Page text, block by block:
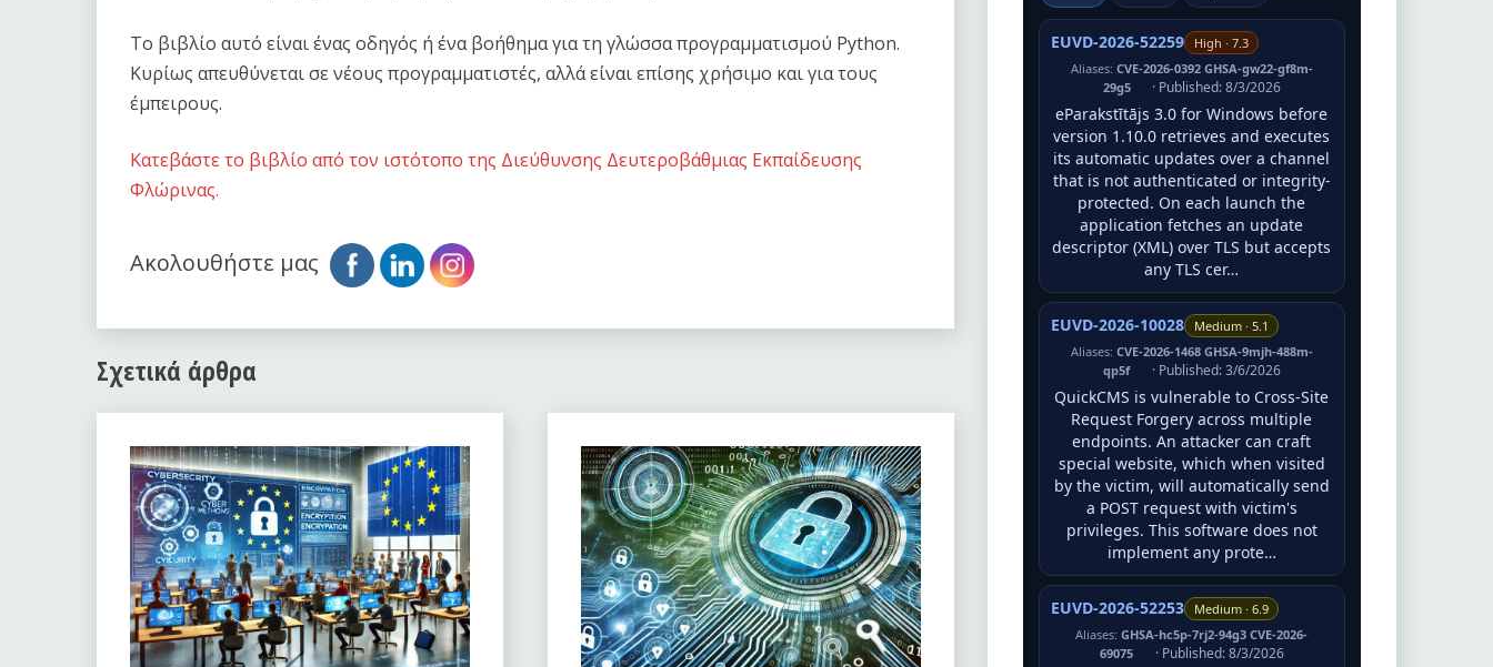
Το βιβλίο αυτό είναι ένας οδηγός ή ένα βοήθημα για τη γλώσσα προγραμματισμού Python.
Κυρίως απευθύνεται σε νέους προγραμματιστές, αλλά είναι επίσης χρήσιμο και για τους
έμπειρους.
Κατεβάστε το βιβλίο από τον ιστότοπο της Διεύθυνσης Δευτεροβάθμιας Εκπαίδευσης
Φλώρινας.
Ακολουθήστε μας
Σχετικά άρθρα
EUVD-2026-52259
High · 7.3
Aliases: CVE-2026-0392 GHSA-gw22-gf8m-
29g5
· Published: 8/3/2026
eParakstītājs 3.0 for Windows before
version 1.10.0 retrieves and executes
its automatic updates over a channel
that is not authenticated or integrity-
protected. On each launch the
application fetches an update
descriptor (XML) over TLS but accepts
any TLS cer…
EUVD-2026-10028
Medium · 5.1
Aliases: CVE-2026-1468 GHSA-9mjh-488m-
qp5f
· Published: 3/6/2026
QuickCMS is vulnerable to Cross-Site
Request Forgery across multiple
endpoints. An attacker can craft
special website, which when visited
by the victim, will automatically send
a POST request with victim's
privileges. This software does not
implement any prote…
EUVD-2026-52253
Medium · 6.9
Aliases:GHSA-hc5p-7rj2-94g3 CVE-2026-
69075
· Published: 8/3/2026